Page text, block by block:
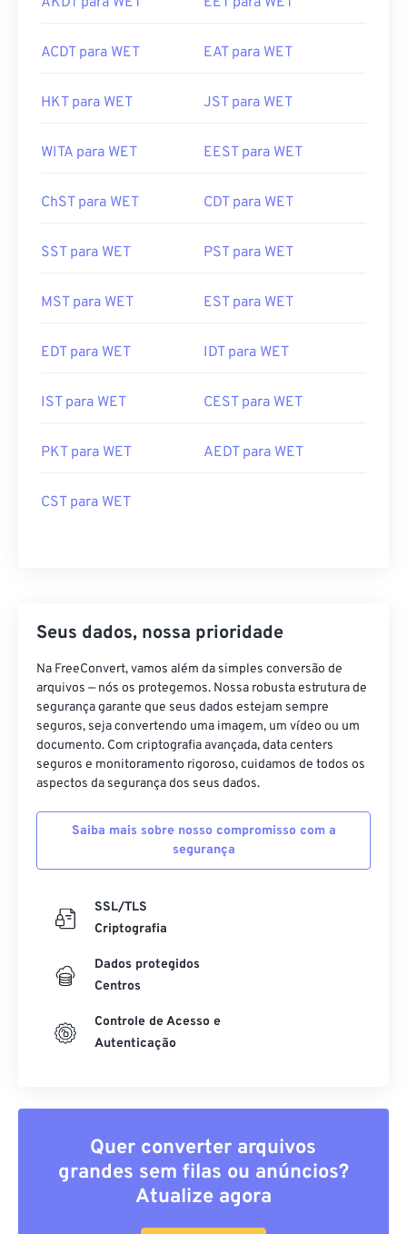
ACDT para WET EAT para WET
HKT para WET JST para WET
WITA para WET EEST para WET
ChST para WET CDT para WET
SST para WET PST para WET
MST para WET EST para WET
EDT para WET IDT para WET
IST para WET CEST para WET
PKT para WET AEDT para WET
CST para WET
Seus dados, nossa prioridade
Na FreeConvert, vamos além da simples conversão de
arquivos — nós os protegemos. Nossa robusta estrutura de
segurança garante que seus dados estejam sempre
seguros, seja convertendo uma imagem, um vídeo ou um
documento. Com criptografia avançada, data centers
seguros e monitoramento rigoroso, cuidamos de todos os
aspectos da segurança dos seus dados.
Saiba mais sobre nosso compromisso com a
segurança
SSL/TLS
Criptografia
Dados protegidos
Centros
Controle de Acesso e
Autenticação
Quer converter arquivos
grandes sem filas ou anúncios?
Atualize agora